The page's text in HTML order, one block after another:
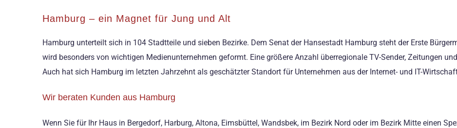
Hamburg – ein Magnet für Jung und Alt
Hamburg unterteilt sich in 104 Stadtteile und sieben Bezirke. Dem Senat der Hansestadt Hamburg steht der Erste
wird besonders von wichtigen Medienunternehmen geformt. Eine größere Anzahl überregionale TV-Sender, Zeitungen
Auch hat sich Hamburg im letzten Jahrzehnt als geschätzter Standort für Unternehmen aus der Internet- und IT-
Wir beraten Kunden aus Hamburg
Wenn Sie für Ihr Haus in Bergedorf, Harburg, Altona, Eimsbüttel, Wandsbek, im Bezirk Nord oder im Bezirk Mitte einen